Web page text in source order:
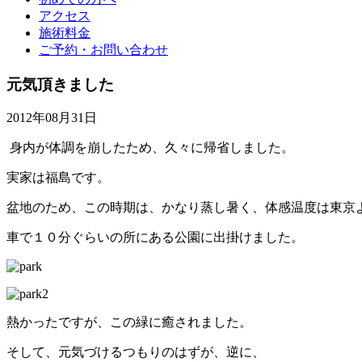
アクセス
施術料金
ご予約・お問い合わせ
元気頂きました
2012年08月31日
身内が体調を崩したため、久々に帰省しました。
実家は福島です。
盆地のため、この時期は、かなり蒸し暑く、体感温度は東京
車で１０分ぐらいの所にある公園に出掛けました。
熱かったですが、この緑に癒されました。
そして、元気づけるつもりのはずが、逆に、